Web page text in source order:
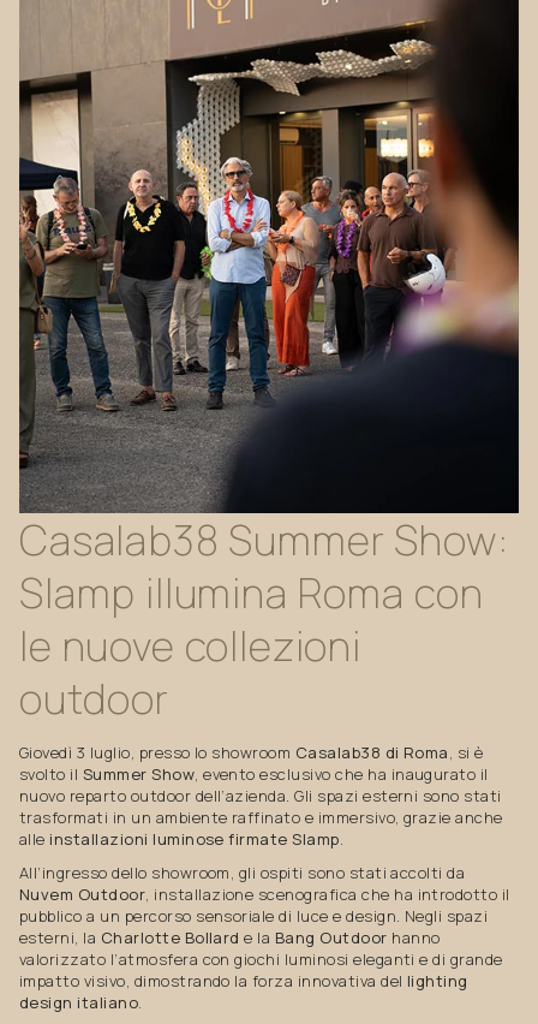
Casalab38 Summer Show:
Slamp illumina Roma con
le nuove collezioni
outdoor
Giovedì 3 luglio, presso lo showroom Casalab38 di Roma, si è
svolto il Summer Show, evento esclusivo che ha inaugurato il
nuovo reparto outdoor dell’azienda. Gli spazi esterni sono stati
trasformati in un ambiente raffinato e immersivo, grazie anche
alle installazioni luminose firmate Slamp.
All’ingresso dello showroom, gli ospiti sono stati accolti da
Nuvem Outdoor, installazione scenografica che ha introdotto il
pubblico a un percorso sensoriale di luce e design. Negli spazi
esterni, la Charlotte Bollard e la Bang Outdoor hanno
valorizzato l’atmosfera con giochi luminosi eleganti e di grande
impatto visivo, dimostrando la forza innovativa del lighting
design italiano.